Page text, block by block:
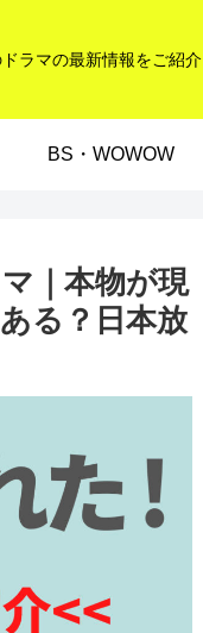
ラマの最新情報をご紹介
BS・WOWOW
｜本物が現
る？日本放